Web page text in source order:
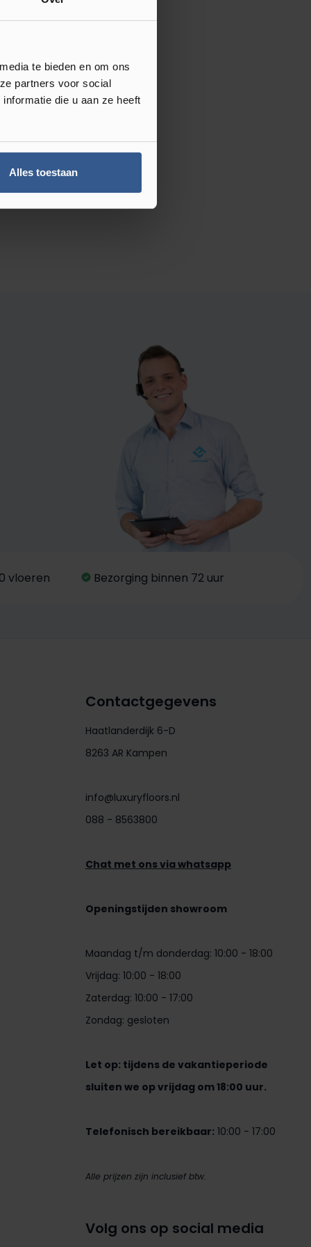
te bieden en om ons
partners voor social
die u aan ze heeft
Alles toestaan
vloeren Bezorging binnen 72 uur
Contactgegevens
Haatlanderdijk 6-D
8263 AR Kampen
info@luxuryfloors.nl
088 - 8563800
Chat met ons via whatsapp
Openingstijden showroom
Maandag t/m donderdag: 10:00 - 18:00
Vrijdag: 10:00 - 18:00
Zaterdag: 10:00 - 17:00
Zondag: gesloten
Let op: tijdens de vakantieperiode
sluiten we op vrijdag om 18:00 uur.
Telefonisch bereikbaar: 10:00 - 17:00
Alle prijzen zijn inclusief btw.
Volg ons op social media